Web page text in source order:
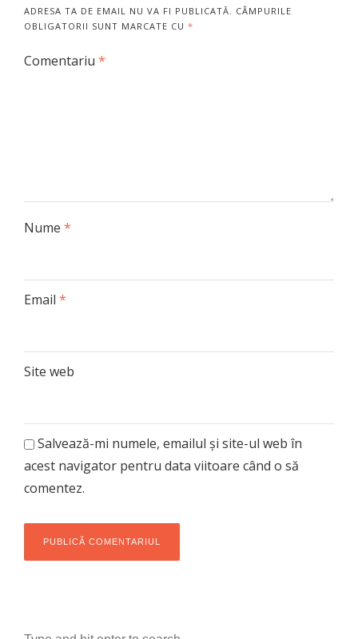
ADRESA TA DE EMAIL NU VA FI PUBLICATĂ.
CÂMPURILE
OBLIGATORII SUNT MARCATE CU *
Comentariu *
Nume *
Email *
Site web
Salvează-mi numele, emailul și site-ul web în
acest navigator pentru data viitoare când o să
comentez.